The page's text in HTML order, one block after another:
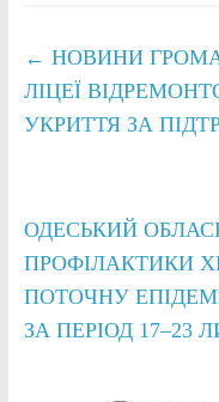
← НОВИНИ
ЛІЦЕЇ
УКРИТТЯ ЗА
ОДЕСЬКИЙ
ПРОФIЛАКТИКИ
ПОТОЧНУ
ЗА ПЕРІОД 17–23